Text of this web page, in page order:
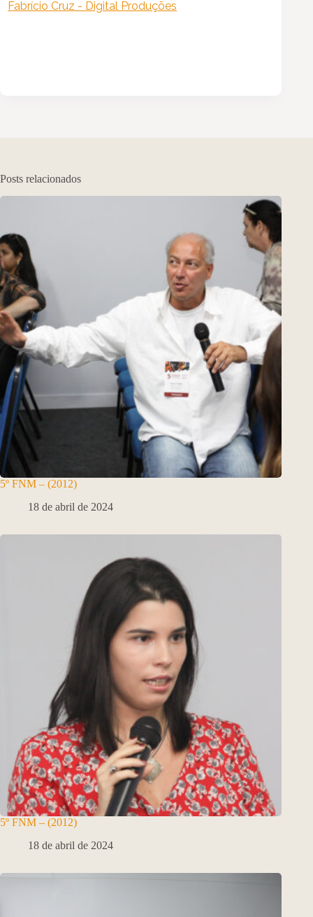
Fabrício Cruz - Digital Produções
Posts relacionados
5º FNM – (2012)
18 de abril de 2024
5º FNM – (2012)
18 de abril de 2024